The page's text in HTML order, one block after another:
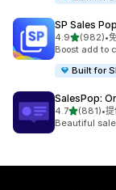
SP Sales
4.9滿分 5 顆星
(982)
共有 982 則評
•
Boost add to
Built for
SalesPop:
4.7滿分 5 顆星
(881)
共有 881 則評
•
Beautiful